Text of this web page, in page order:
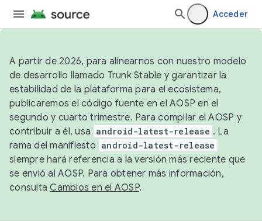
Acceder
A partir de 2026, para alinearnos con nuestro modelo
de desarrollo llamado Trunk Stable y garantizar la
estabilidad de la plataforma para el ecosistema,
publicaremos el código fuente en el AOSP en el
segundo y cuarto trimestre. Para compilar el AOSP y
contribuir a él, usa android-latest-release . La
rama del manifiesto android-latest-release
siempre hará referencia a la versión más reciente que
se envió al AOSP. Para obtener más información,
consultaCambios en el AOSP.